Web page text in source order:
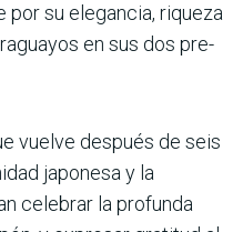
por su elegancia, riqueza
en sus dos pre­
vuelve después de seis
japonesa y la
celebrar la profunda